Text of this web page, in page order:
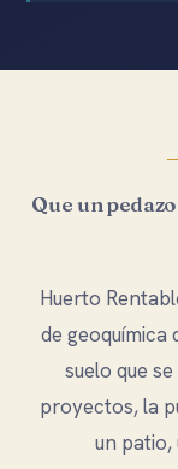
Que un
Huerto
de geoquímica
suelo que
proyectos, la
un patio,